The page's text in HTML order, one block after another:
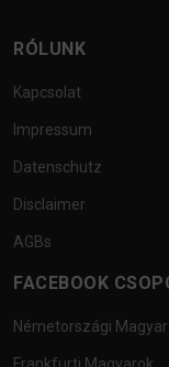
RÓLUNK
Kapcsolat
Impressum
Datenschutz
Disclaimer
AGBs
FACEBOOK
Németországi